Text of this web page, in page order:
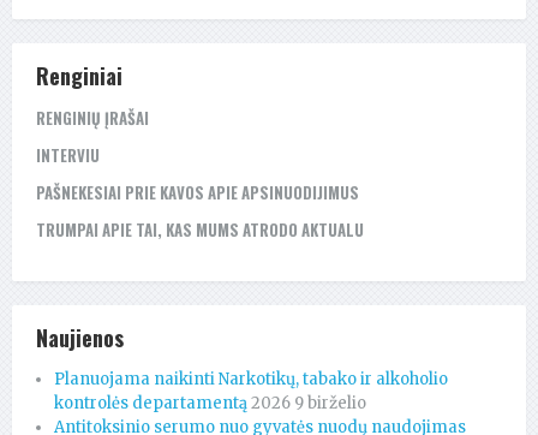
Renginiai
RENGINIŲ ĮRAŠAI
INTERVIU
PAŠNEKESIAI PRIE KAVOS APIE APSINUODIJIMUS
TRUMPAI APIE TAI, KAS MUMS ATRODO AKTUALU
Naujienos
Planuojama naikinti Narkotikų, tabako ir alkoholio
kontrolės departamentą2026 9 birželio
Antitoksinio serumo nuo gyvatės nuodų naudojimas